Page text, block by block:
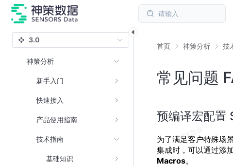
请输入
首页 神策分析 技
常见问题
预编译宏配置
为了满足客户特殊场
集成时，可以通过添
Macros。
3.0
神策分析
新手入门
快速接入
产品使用指南
技术指南
基础知识